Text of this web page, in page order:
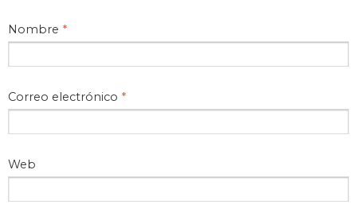
Nombre *
Correo electrónico *
Web